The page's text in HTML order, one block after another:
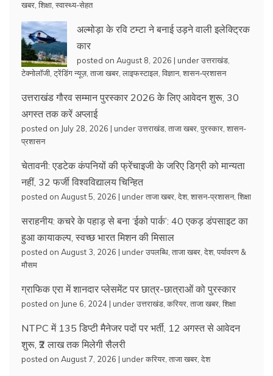
खबर शिक्षा स्वास्थ्य-सेहत
अल्मोड़ा के रवि टम्टा ने बनाई उड़ने वाली इलेक्ट्रिक
कार
posted on August 8, 2026 | underउत्तराखंड
टेक्नोलॉजी ट्रेंडिंग न्यूज़, ताजा खबर लाइफस्टाइल विज्ञान, शासन-प्रशासन
उत्तराखंड गौरव सम्मान पुरस्कार 2026 के लिए आवेदन शुरू, 30
अगस्त तक करें अप्लाई
posted on July 28, 2026 | underउत्तराखंड ताजा खबर पुरस्कार शासन-
प्रशासन
चेतावनी: एडटेक कंपनियों की फ्रेंचाइजी के जरिए डिग्री को मान्यता
नहीं, 32 फर्जी विश्वविद्यालय चिन्हित
posted on August 5, 2026 | underताजा खबर देश, शासन-प्रशासन, शिक्षा
सराहनीय: कचरे के पहाड़ से बना ‘ईको पार्क’: 40 एकड़ डंपसाइट का
हुआ कायाकल्प, स्वच्छ भारत मिशन की मिसाल
posted on August 3, 2026 | underउपलब्धि ताजा खबर देश, पर्यावरण &
मौसम
ग्राफिक एरा में शानदार प्लेसमेंट पर छात्र-छात्राओं को पुरस्कार
posted on June 6, 2024 | underउत्तराखंड करियर ताजा खबर शिक्षा
NTPC में 135 डिप्टी मैनेजर पदों पर भर्ती, 12 अगस्त से आवेदन
शुरू, ₹2 लाख तक मिलेगी सैलरी
posted on August 7, 2026 | underकरियर ताजा खबर देश